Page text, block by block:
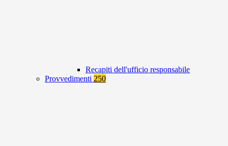
Recapiti dell'ufficio responsabile
Provvedimenti 250